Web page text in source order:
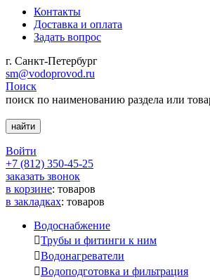
Контакты
Доставка и оплата
Задать вопрос
г. Санкт-Петербург
sm@vodoprovod.ru
Поиск
поиск по наименованию раздела или
Войти
+7 (812) 350-45-25
заказать звонок
в корзине: товаров
в закладках: товаров
Водоснабжение
Трубы и фитинги к ним
Водонагреватели
Водоподготовка и фильтрация